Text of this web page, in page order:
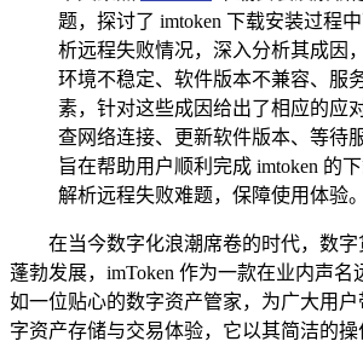
题，探讨了 imtoken 下载安装过程
析远程失败情况，深入分析其成因
环境不稳定、软件版本不兼容、服
素，针对这些成因给出了相应的应
查网络连接、更新软件版本、等待
旨在帮助用户顺利完成 imtoken 的
解析远程失败难题，保障使用体验。
在当今数字化浪潮席卷的时代，数
蓬勃发展，imToken 作为一款在业内声
如一位贴心的数字资产管家，为广大用
字资产存储与交易体验，它以其简洁的